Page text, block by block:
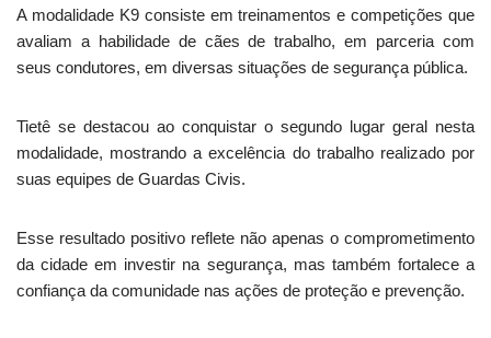
A modalidade K9 consiste em treinamentos e competições que
avaliam a habilidade de cães de trabalho, em parceria com
seus condutores, em diversas situações de segurança pública.
Tietê se destacou ao conquistar o segundo lugar geral nesta
modalidade, mostrando a excelência do trabalho realizado por
suas equipes de Guardas Civis.
Esse resultado positivo reflete não apenas o comprometimento
da cidade em investir na segurança, mas também fortalece a
confiança da comunidade nas ações de proteção e prevenção.